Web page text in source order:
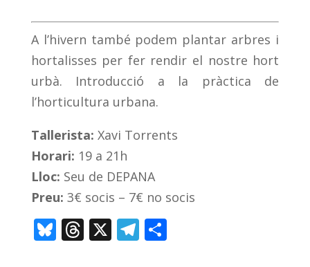
A l’hivern també podem plantar arbres i
hortalisses per fer rendir el nostre hort
urbà. Introducció a la pràctica de
l’horticultura urbana.
Tallerista: Xavi Torrents
Horari: 19 a 21h
Lloc: Seu de DEPANA
Preu: 3€ socis – 7€ no socis
Bl T X T C